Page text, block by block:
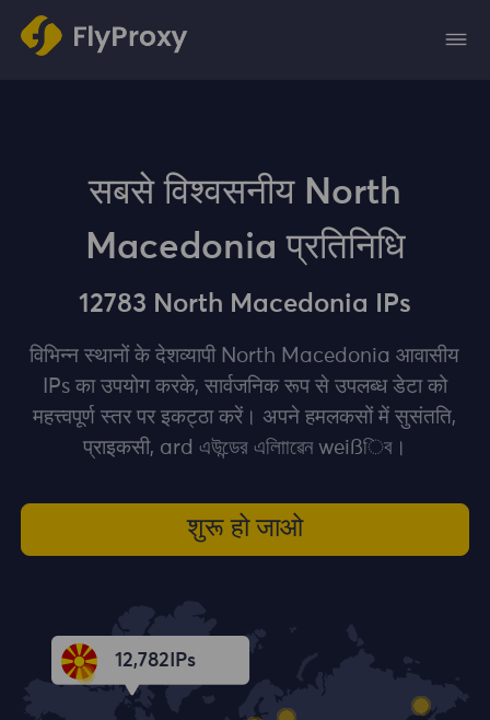
सबसे विश्वसनीय North
Macedonia प्रतिनिधि
12783 North Macedonia IPs
विभिन्न स्थानों के देशव्यापी North Macedonia आवासीय
IPs का उपयोग करके, सार्वजनिक रूप से उपलब्ध डेटा को
महत्त्वपूर्ण स्‍तर पर इकट्‍ठा करें। अपने हमलकसों में सुसंतति,
प्राइकसी, ard এউন্ডের এলািাৱেন weißিব।
शुरू हो जाओ
12,783 IPs